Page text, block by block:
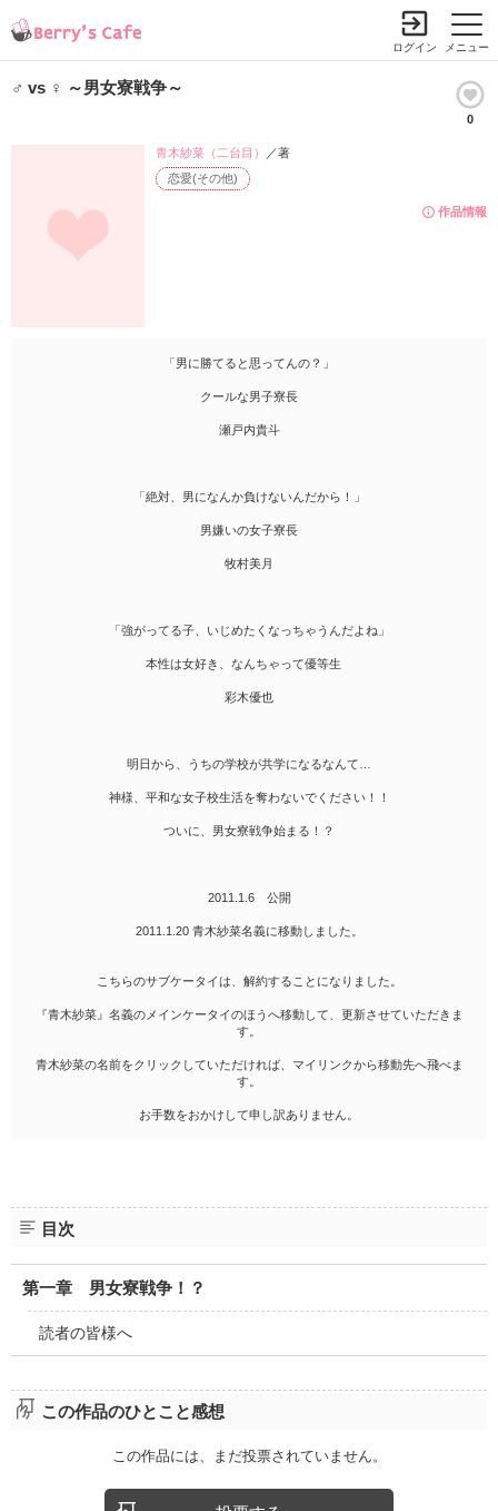
メニュー
ログイン
♂ vs ♀ ～男女寮戦争～
0
作品情報
恋愛(その他)
青木紗菜（二台目） ／著
「男に勝てると思ってんの？」
クールな男子寮長
瀬戸内貴斗
「絶対、男になんか負けないんだから！」
男嫌いの女子寮長
牧村美月
「強がってる子、いじめたくなっちゃうんだよね」
本性は女好き、なんちゃって優等生
彩木優也
明日から、うちの学校が共学になるなんて…
神様、平和な女子校生活を奪わないでください！！
ついに、男女寮戦争始まる！？
2011.1.6 公開
2011.1.20 青木紗菜名義に移動しました。
こちらのサブケータイは、解約することになりました。
『青木紗菜』名義のメインケータイのほうへ移動して、更新させていただきま
す。
青木紗菜の名前をクリックしていただければ、マイリンクから移動先へ飛べま
す。
お手数をおかけして申し訳ありません。
目次
第一章 男女寮戦争！？
読者の皆様へ
この作品のひとこと感想
この作品には、まだ投票されていません。